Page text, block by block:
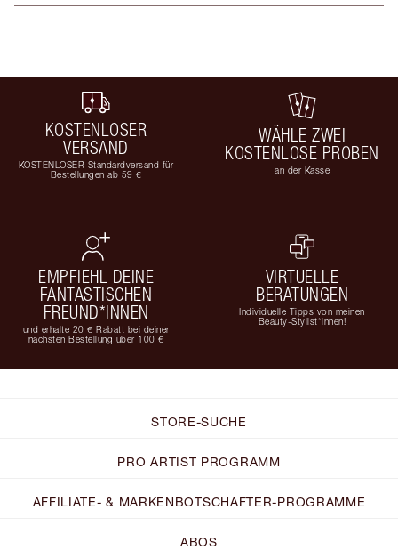
KOSTENLOSER
VERSAND
KOSTENLOSER Standardversand für
Bestellungen ab 59 €
WÄHLE ZWEI
KOSTENLOSE PROBEN
an der Kasse
EMPFIEHL DEINE
FANTASTISCHEN
FREUND*INNEN
und erhalte 20 € Rabatt bei deiner
nächsten Bestellung über 100 €
VIRTUELLE
BERATUNGEN
Individuelle Tipps von meinen
Beauty-Stylist*innen!
STORE-SUCHE
PRO ARTIST PROGRAMM
AFFILIATE- & MARKENBOTSCHAFTER-PROGRAMME
ABOS